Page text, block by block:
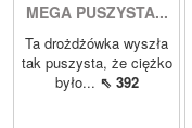
MEGA PUSZYSTA...
Ta drożdżówka wyszła
tak puszysta, że ciężko
było... ⇖ 392